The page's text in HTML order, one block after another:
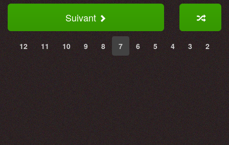
Suivant
12 11 10 9 8 7 6 5 4 3 2